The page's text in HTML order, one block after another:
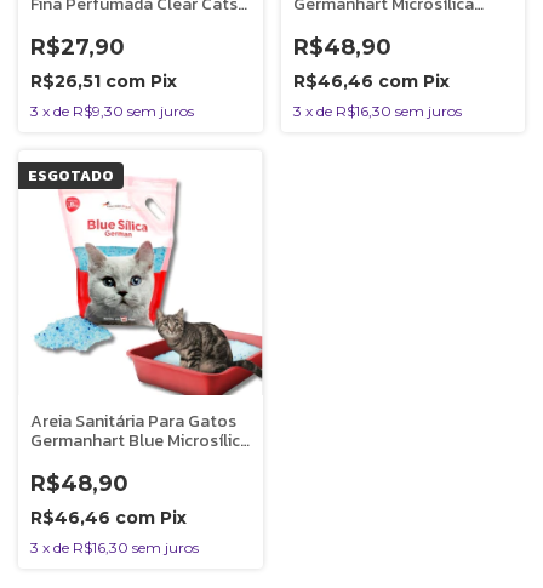
R$27,90
R$26,51 com Pix
3 x de R$9,30 sem juros
R$48,90
R$46,46 com Pix
3 x de R$16,30 sem juros
ESGOTADO
Areia Sanitária Para Gatos
Germanhart Blue Microsílica
R$48,90
R$46,46 com Pix
3 x de R$16,30 sem juros